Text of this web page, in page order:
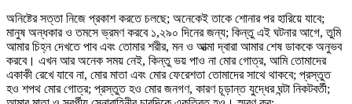
অনিষ্টের সত্তা নিজে প্রকাশ করতে চলছে; অনেকেই তাকে শোনার পর হারিয়ে যাবে;
মানুষ অন্ধকার ও তমসে ভ্রমণ করবে ১,২৯০ দিনের জন্য; কিন্তু এই ঘটনার আগে, তুমি
আমার চিহ্ন দেখতে পাব এবং তোমার শরীর, মন ও আত্মা দ্বারা আমার শেষ ডাককে অনুভব
করবে। এখন আর অনেক সময় নেই, কিন্তু ভয় পাও না মোর গোত্র, আমি তোমাদের
একাকী রেখে যাবে না, মোর মাতা এবং মোর ফেরেশতা তোমাদের সাথে থাকবে; প্রস্তুত
হও শপথ মোর গোত্র; প্রস্তুত হও মোর জনগণ, কারণ চূড়ান্ত যুদ্ধের ঘন্টা নিকটবর্তী;